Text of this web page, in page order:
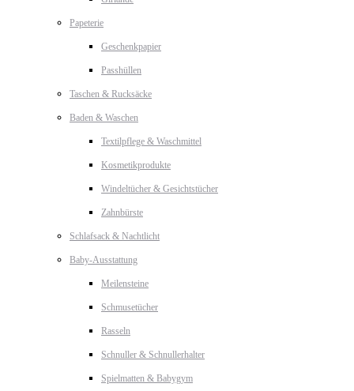
Papeterie
Geschenkpapier
Passhüllen
Taschen & Rucksäcke
Baden & Waschen
Textilpflege & Waschmittel
Kosmetikprodukte
Windeltücher & Gesichtstücher
Zahnbürste
Schlafsack & Nachtlicht
Baby-Ausstattung
Meilensteine
Schmusetücher
Rasseln
Schnuller & Schnullerhalter
Spielmatten & Babygym